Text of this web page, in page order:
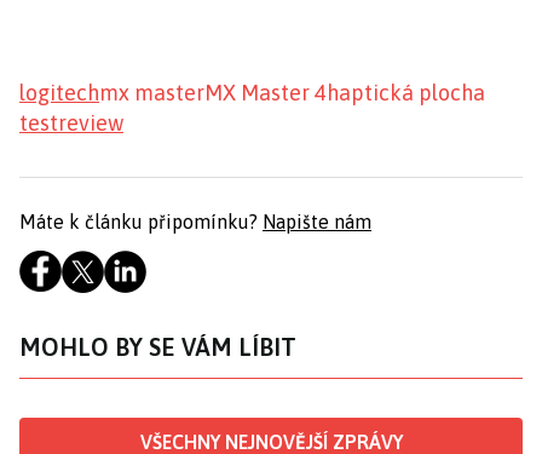
logitechmx masterMX Master 4haptická plocha
testreview
Máte k článku připomínku? Napište nám
MOHLO BY SE VÁM LÍBIT
VŠECHNY NEJNOVĚJŠÍ ZPRÁVY